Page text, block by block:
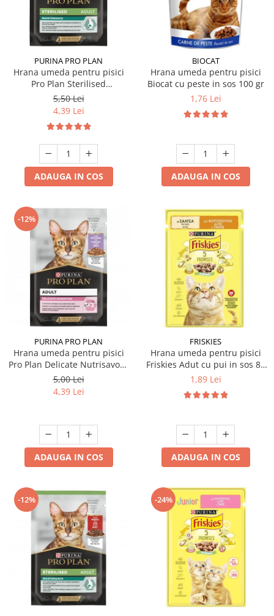
Hrana uscata
Hrana uscata caini
Caine Junior
Caine Adult
Caine Senior
Oferta 2 saci
Igiena caini
Cosmetica & produse de igiena
Covorase & Scutece
Solutii auriculare
Solutii curatare
Solutii dentare
Solutii oftalmice
Oferte
Recompense caini
Hrana umeda
Hrana uscata
Hrana umeda pisici
Pisica Adult
Pisica Junior
Pisica Senior
Pisica Sterilizata
Ingrijire pisici
Asternut igienic
Igiena pisici
Sampoane pisici
Oferte
Recompense pisici
PURINA PRO PLAN
Hrana umeda pentru pisici
Pro Plan Sterilised
Nutrisavour cu pui in sos 85
gr
5,50 Lei
4,39 Lei
ADAUGA IN COS
BIOCAT
Hrana umeda pentru pisici
Biocat cu peste in sos 100 gr
1,76 Lei
ADAUGA IN COS
-12%
PURINA PRO PLAN
Hrana umeda pentru pisici
Pro Plan Delicate Nutrisavour
cu curcan in sos 85 gr
5,00 Lei
4,39 Lei
ADAUGA IN COS
FRISKIES
Hrana umeda pentru pisici
Friskies Adut cu pui in sos 85
gr
1,89 Lei
ADAUGA IN COS
-12% -24%